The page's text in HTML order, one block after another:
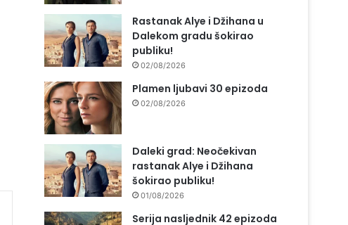
Rastanak Alye i Džihana u
Dalekom gradu šokirao
publiku!
02/08/2026
Plamen ljubavi 30 epizoda
02/08/2026
Daleki grad: Neočekivan
rastanak Alye i Džihana
šokirao publiku!
01/08/2026
Serija nasljednik 42 epizoda